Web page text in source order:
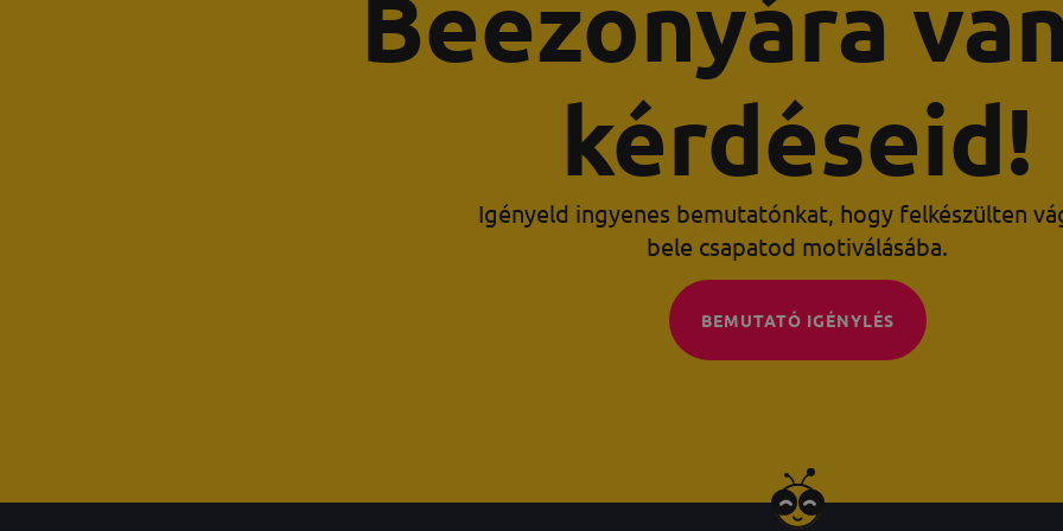
Beezonyára
kérdéseid!
Igényeld ingyenes bemutatónkat, hogy felkészülten
bele csapatod motiválásába.
BEMUTATÓ IGÉNYLÉS